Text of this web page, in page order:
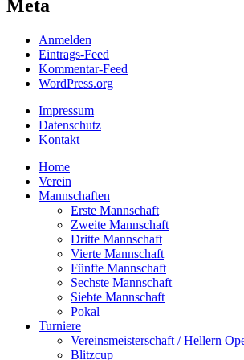
Meta
Anmelden
Eintrags-Feed
Kommentar-Feed
WordPress.org
Impressum
Datenschutz
Kontakt
Home
Verein
Mannschaften
Erste Mannschaft
Zweite Mannschaft
Dritte Mannschaft
Vierte Mannschaft
Fünfte Mannschaft
Sechste Mannschaft
Siebte Mannschaft
Pokal
Turniere
Vereinsmeisterschaft / Hellern
Blitzcup